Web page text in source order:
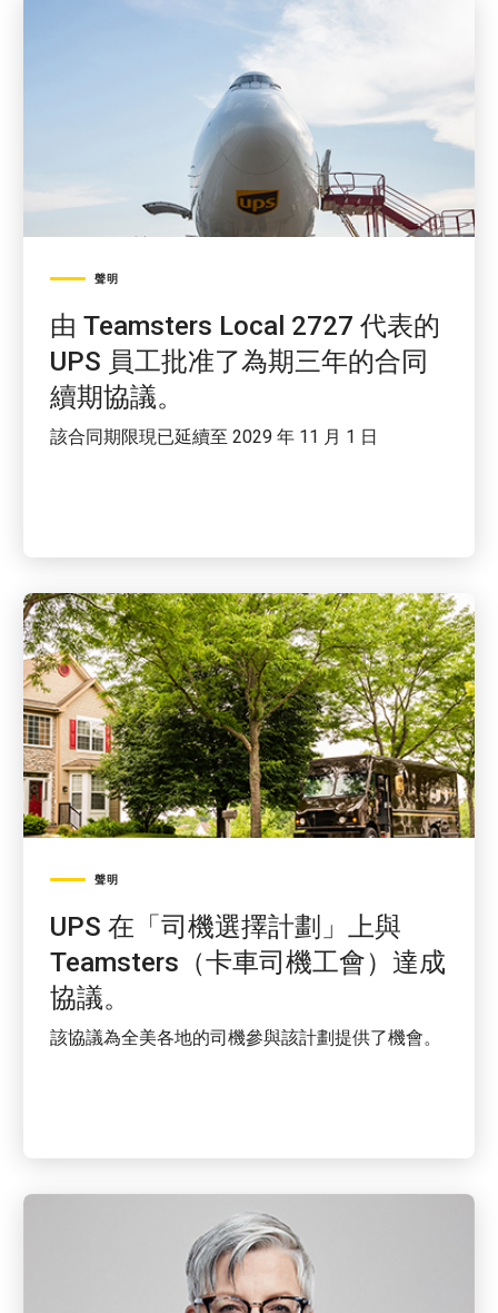
聲明
由 Teamsters Local 2727 代表的
UPS 員工批准了為期三年的合同
續期協議。
該合同期限現已延續至 2029 年 11 月 1 日
聲明
UPS 在「司機選擇計劃」上與
Teamsters（卡車司機工會）達成
協議。
該協議為全美各地的司機參與該計劃提供了機會。